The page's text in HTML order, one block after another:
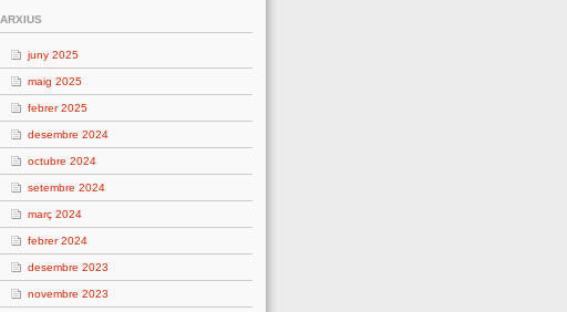
ARXIUS
juny 2025
maig 2025
febrer 2025
desembre 2024
octubre 2024
setembre 2024
març 2024
febrer 2024
desembre 2023
novembre 2023